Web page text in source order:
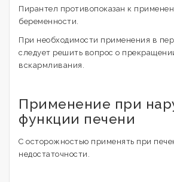
Пирантел противопоказан к
беременности.
При необходимости применения в
следует решить вопрос о
вскармливания.
Применение при
функции печени
С осторожностью применять при
недостаточности.